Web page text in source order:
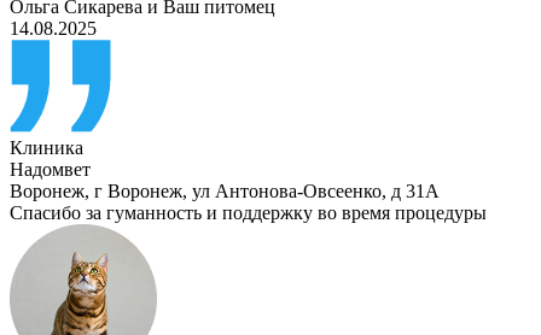
Ольга Сикарева и Ваш питомец
14.08.2025
Клиника
Надомвет
Воронеж, г Воронеж, ул Антонова-Овсеенко, д 31А
Спасибо за гуманность и поддержку во время процедуры